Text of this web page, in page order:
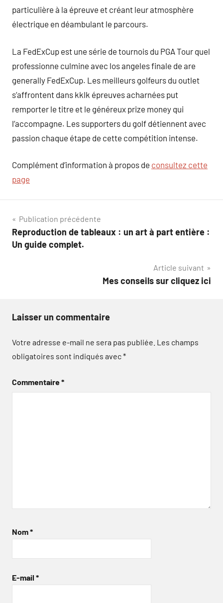
particulière à la épreuve et créant leur atmosphère
électrique en déambulant le parcours.
La FedExCup est une série de tournois du PGA Tour quel
professionne culmine avec los angeles finale de are
generally FedExCup. Les meilleurs golfeurs du outlet
s’affrontent dans kklk épreuves acharnées put
remporter le titre et le généreux prize money qui
l’accompagne. Les supporters du golf détiennent avec
passion chaque étape de cette compétition intense.
Complément d’information à propos de consultez cette
page
Navigation
de
Publication précédente
Reproduction de tableaux : un art à part entière :
Un guide complet.
Article suivant
Mes conseils sur cliquez ici
Laisser un commentaire
Votre adresse e-mail ne sera pas publiée. Les champs
obligatoires sont indiqués avec*
Commentaire*
Nom*
E-mail *